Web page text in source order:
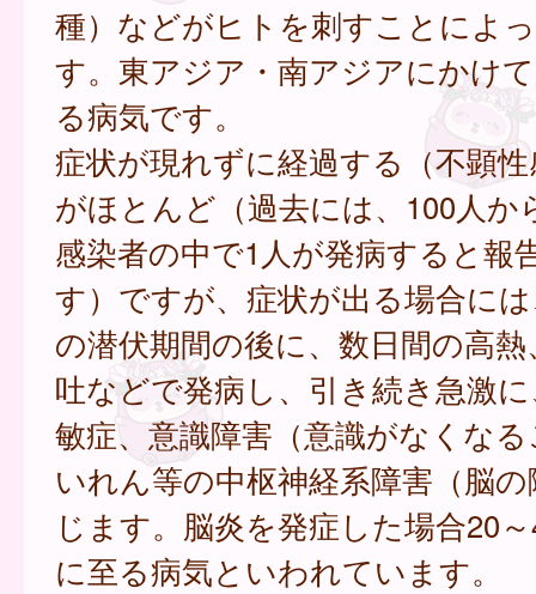
種）などがヒトを刺すことによ
す。東アジア・南アジアにかけ
る病気です。
症状が現れずに経過する（不顕
がほとんど（過去には、100人か
感染者の中で1人が発病すると報
す）ですが、症状が出る場合に
の潜伏期間の後に、数日間の高
吐などで発病し、引き続き急激
敏症、意識障害（意識がなくな
いれん等の中枢神経系障害（脳
じます。脳炎を発症した場合20
に至る病気といわれています。